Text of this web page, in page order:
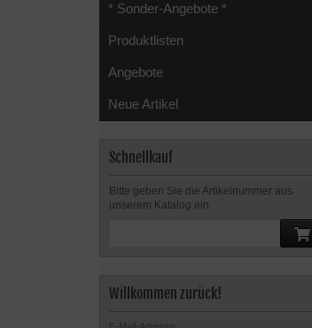
* Sonder-Angebote *
Produktlisten
Angebote
Neue Artikel
Schnellkauf
Bitte geben Sie die Artikelnummer aus
unserem Katalog ein.
Willkommen zurück!